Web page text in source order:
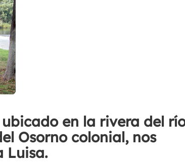
en la rivera del
Osorno colonial, nos
Luisa.